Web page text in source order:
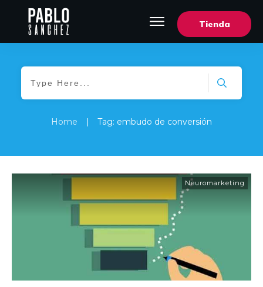
Tienda
Home Tag: embudo de conversión
Neuromarketing